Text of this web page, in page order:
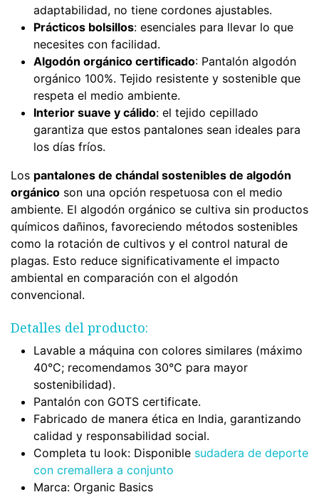
adaptabilidad, no tiene cordones ajustables.
Prácticos bolsillos: esenciales para llevar lo que
necesites con facilidad.
Algodón orgánico certificado: Pantalón algodón
orgánico 100%. Tejido resistente y sostenible que
respeta el medio ambiente.
Interior suave y cálido: el tejido cepillado
garantiza que estos pantalones sean ideales para
los días fríos.
Los pantalones de chándal sostenibles de algodón
orgánico son una opción respetuosa con el medio
ambiente. El algodón orgánico se cultiva sin productos
químicos dañinos, favoreciendo métodos sostenibles
como la rotación de cultivos y el control natural de
plagas. Esto reduce significativamente el impacto
ambiental en comparación con el algodón
convencional.
Detalles del producto:
Lavable a máquina con colores similares (máximo
40°C; recomendamos 30°C para mayor
sostenibilidad).
Pantalón con GOTS certificate.
Fabricado de manera ética en India, garantizando
calidad y responsabilidad social.
Completa tu look: Disponible sudadera de deporte
con cremallera a conjunto
Marca: Organic Basics